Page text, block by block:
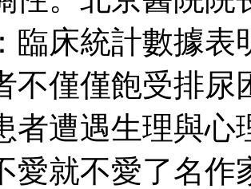
臨床統計數據表
不僅僅飽受排尿
者遭遇生理與
愛就不愛了名